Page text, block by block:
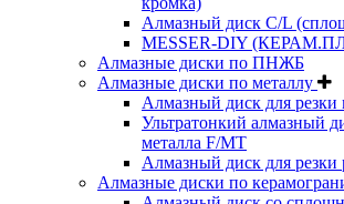
Алмазный диск C/L
MESSER-DIY
Алмазные диски по ПНЖБ
Алмазные диски по металлу
Алмазный диск для резки
Ультратонкий алмазный
металла F/MT
Алмазный диск для резки
Алмазные диски по